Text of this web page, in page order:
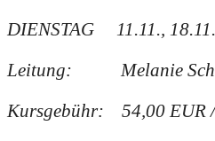
DIENSTAG 11.11.,
Leitung: Melanie
Kursgebühr: 54,00 EUR /